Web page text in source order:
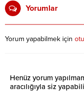
Yorumlar
Yorum yapabilmek için
Henüz yorum
aracılığıyla siz